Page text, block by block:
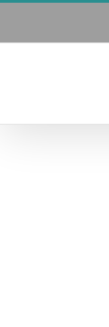
Skip
content